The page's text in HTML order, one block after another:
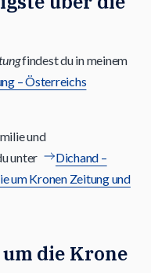
findest du in meinem
– Österreichs
und
unter
Dichand –
um Kronen Zeitung und
die Krone